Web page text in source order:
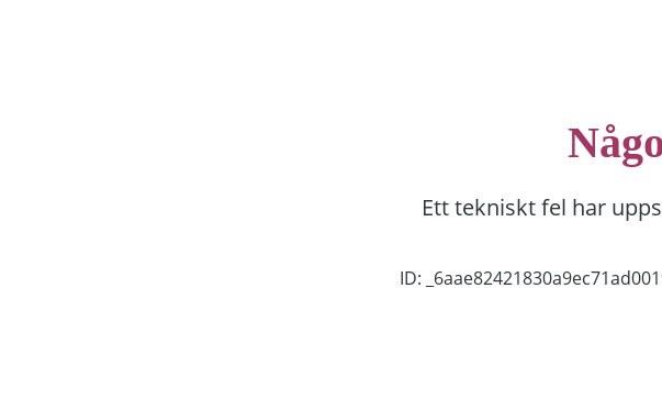
Ett tekniskt fel har
ID: